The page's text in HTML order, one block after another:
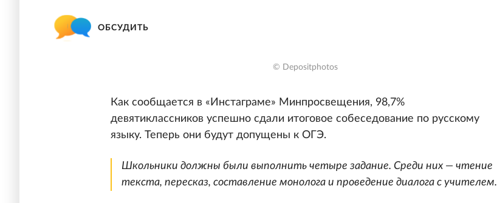
ОБСУДИТЬ
© Depositphotos
Как сообщается в «Инстаграме» Минпросвещения, 98,7%
девятиклассников успешно сдали итоговое собеседование по русскому
языку. Теперь они будут допущены к ОГЭ.
Школьники должны были выполнить четыре задание. Среди них — чтение
текста, пересказ, составление монолога и проведение диалога с учителем.